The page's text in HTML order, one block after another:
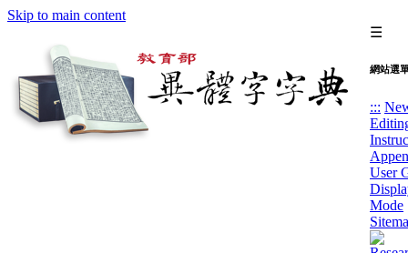
Skip to main content
☰
網站選
:::
User
Mode